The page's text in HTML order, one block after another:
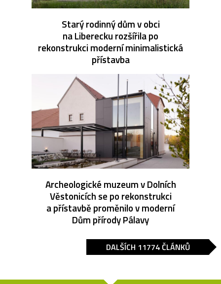
Starý rodinný dům v obci
na Liberecku rozšířila po
rekonstrukci moderní minimalistická
přístavba
Archeologické muzeum v Dolních
Věstonicích se po rekonstrukci
a přístavbě proměnilo v moderní
Dům přírody Pálavy
DALŠÍCH 11774 ČLÁNKŮ